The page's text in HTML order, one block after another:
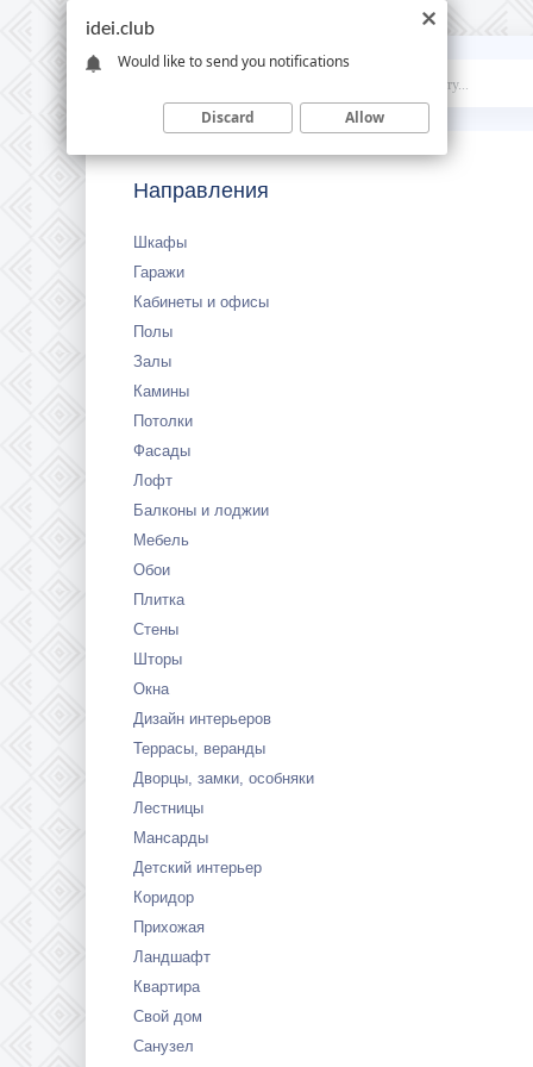
Idei
Направления
Шкафы
Гаражи
Кабинеты и офисы
Полы
Залы
Камины
Потолки
Фасады
Лофт
Балконы и лоджии
Мебель
Обои
Плитка
Стены
Шторы
Окна
Дизайн интерьеров
Террасы, веранды
Дворцы, замки, особняки
Лестницы
Мансарды
Детский интерьер
Коридор
Прихожая
Ландшафт
Квартира
Свой дом
Санузел
idei.club
Would like to send you notifications
Discard Allow